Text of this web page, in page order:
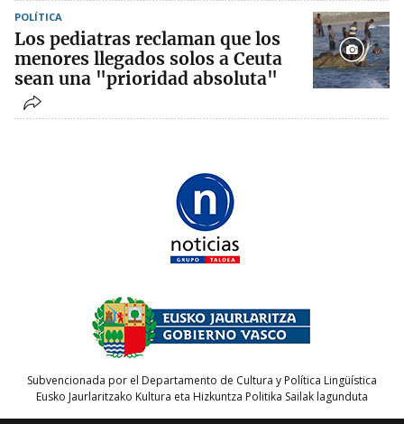
POLÍTICA
Los pediatras reclaman que los
menores llegados solos a Ceuta
sean una "prioridad absoluta"
Subvencionada por el Departamento de Cultura y Política Lingüística
Eusko Jaurlaritzako Kultura eta Hizkuntza Politika Sailak lagunduta